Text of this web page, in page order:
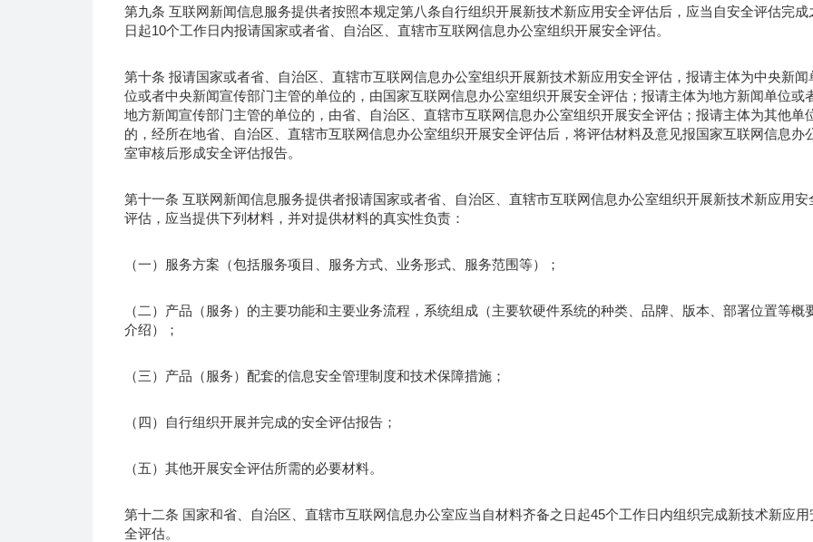
第九条 互联网新闻信息服务提供者按照本规定第八条自行组织开展新技术新应用安全评估后，应当自安全评估完成
日起10个工作日内报请国家或者省、自治区、直辖市互联网信息办公室组织开展安全评估。
第十条 报请国家或者省、自治区、直辖市互联网信息办公室组织开展新技术新应用安全评估，报请主体为中央新闻
位或者中央新闻宣传部门主管的单位的，由国家互联网信息办公室组织开展安全评估；报请主体为地方新闻单位或
地方新闻宣传部门主管的单位的，由省、自治区、直辖市互联网信息办公室组织开展安全评估；报请主体为其他单
的，经所在地省、自治区、直辖市互联网信息办公室组织开展安全评估后，将评估材料及意见报国家互联网信息办
室审核后形成安全评估报告。
第十一条 互联网新闻信息服务提供者报请国家或者省、自治区、直辖市互联网信息办公室组织开展新技术新应用安
评估，应当提供下列材料，并对提供材料的真实性负责：
（一）服务方案（包括服务项目、服务方式、业务形式、服务范围等）；
（二）产品（服务）的主要功能和主要业务流程，系统组成（主要软硬件系统的种类、品牌、版本、部署位置等概
介绍）；
（三）产品（服务）配套的信息安全管理制度和技术保障措施；
（四）自行组织开展并完成的安全评估报告；
（五）其他开展安全评估所需的必要材料。
第十二条 国家和省、自治区、直辖市互联网信息办公室应当自材料齐备之日起45个工作日内组织完成新技术新应用
全评估。